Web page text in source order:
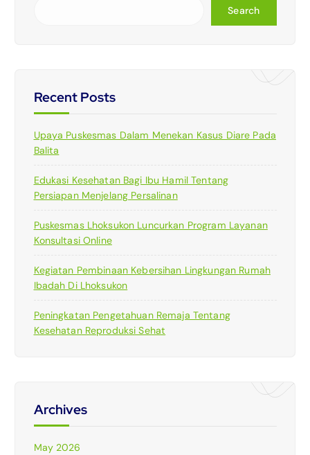
Search
Recent Posts
Upaya Puskesmas Dalam Menekan Kasus Diare Pada
Balita
Edukasi Kesehatan Bagi Ibu Hamil Tentang
Persiapan Menjelang Persalinan
Puskesmas Lhoksukon Luncurkan Program Layanan
Konsultasi Online
Kegiatan Pembinaan Kebersihan Lingkungan Rumah
Ibadah Di Lhoksukon
Peningkatan Pengetahuan Remaja Tentang
Kesehatan Reproduksi Sehat
Archives
May 2026